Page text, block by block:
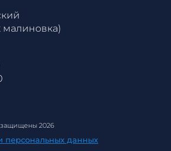
малиновка)
2026
персональных данных